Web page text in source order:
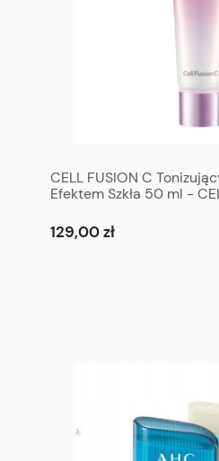
CELL FUSION C
Efektem Szkła 50 ml -
129,00 zł